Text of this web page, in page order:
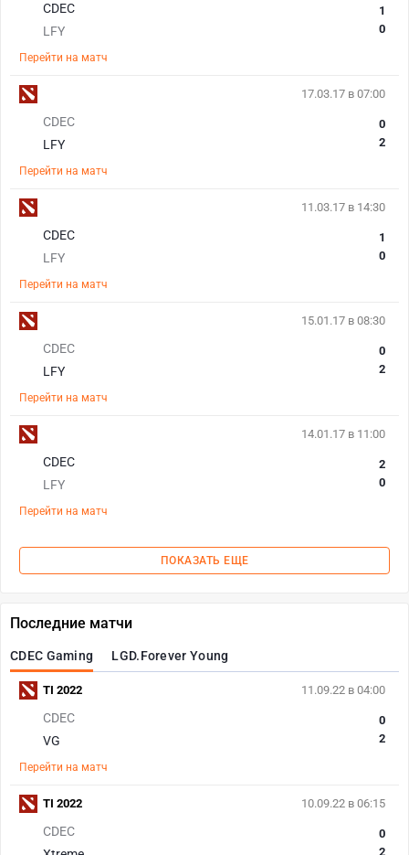
CDEC
LFY
1
0
Перейти на матч
17.03.17 в 07:00
CDEC
LFY
0
2
Перейти на матч
11.03.17 в 14:30
CDEC
LFY
1
0
Перейти на матч
15.01.17 в 08:30
CDEC
LFY
0
2
Перейти на матч
14.01.17 в 11:00
CDEC
LFY
2
0
Перейти на матч
ПОКАЗАТЬ ЕЩЕ
Последние матчи
CDEC Gaming LGD.Forever Young
11.09.22 в 04:00
CDEC
VG
0
2
Перейти на матч
TI 2022
10.09.22 в 06:15
CDEC
0
2
TI 2022